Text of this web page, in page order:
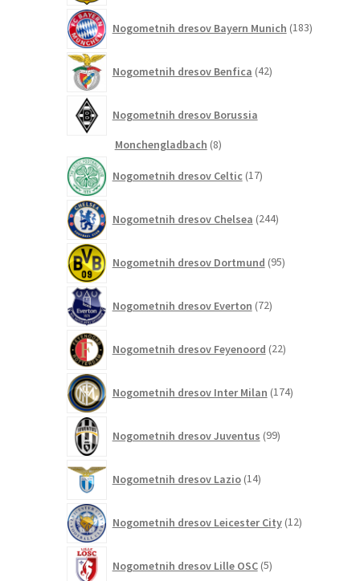
Nogometnih dresov Bayern Munich 183izdelkov
Nogometnih dresov Benfica 42izdelkov
Nogometnih dresov Borussia
Monchengladbach 88
Nogometnih dresov Celtic 17izdelkov
Nogometnih dresov Chelsea 244izdelkov
Nogometnih dresov Dortmund 95izdelkov
Nogometnih dresov Everton 72izdelkov
Nogometnih dresov Feyenoord 22izdelkov
Nogometnih dresov Inter Milan 174izdelkov
Nogometnih dresov Juventus 99izdelkov
Nogometnih dresov Lazio 14izdelkov
Nogometnih dresov Leicester City 12izdelkov
Nogometnih dresov Lille OSC 5izdelkov